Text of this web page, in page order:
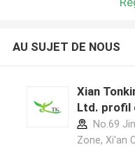
AU SUJET DE NOUS
Xian
Ltd. profil
No.69
Zone, Xi'an